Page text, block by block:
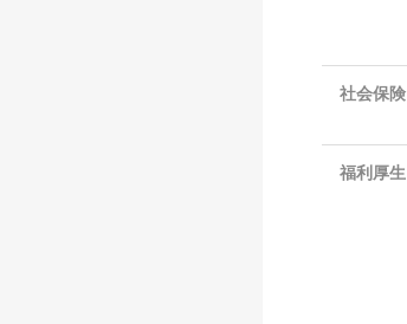
社会保険
福利厚生